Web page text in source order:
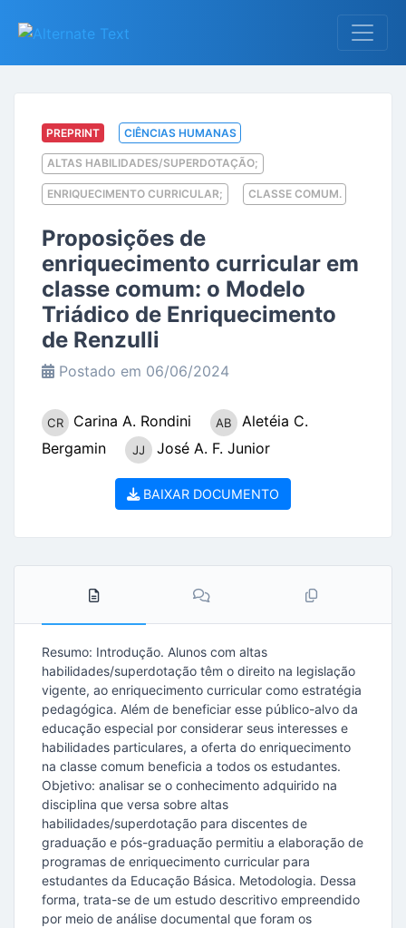
PREPRINT CIÊNCIAS HUMANAS
ALTAS HABILIDADES/SUPERDOTAÇÃO;
ENRIQUECIMENTO CURRICULAR; CLASSE COMUM.
Proposições de
enriquecimento curricular em
classe comum: o Modelo
Triádico de Enriquecimento
de Renzulli
Postado em 06/06/2024
Carina A. Rondini
Aletéia C.
Bergamin
José A. F. Junior
BAIXAR DOCUMENTO
Resumo: Introdução. Alunos com altas
habilidades/superdotação têm o direito na legislação
vigente, ao enriquecimento curricular como estratégia
pedagógica. Além de beneficiar esse público-alvo da
educação especial por considerar seus interesses e
habilidades particulares, a oferta do enriquecimento
na classe comum beneficia a todos os estudantes.
Objetivo: analisar se o conhecimento adquirido na
disciplina que versa sobre altas
habilidades/superdotação para discentes de
graduação e pós-graduação permitiu a elaboração de
programas de enriquecimento curricular para
estudantes da Educação Básica. Metodologia. Dessa
forma, trata-se de um estudo descritivo empreendido
por meio de análise documental que foram os